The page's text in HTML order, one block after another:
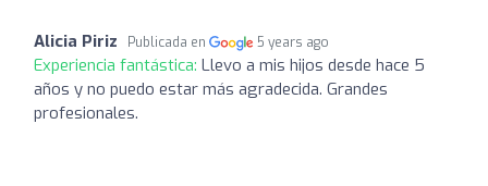
Alicia Piriz Publicada en 5 years ago
Experiencia fantástica: Llevo a mis hijos desde hace 5
años y no puedo estar más agradecida. Grandes
profesionales.